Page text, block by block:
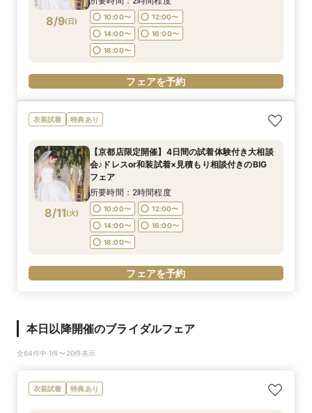
8/9(日) 10:00〜
12:00〜
14:00〜
16:00〜
18:00〜
フェアを予約
衣装試着 特典あり
8/11(火)
【京都店限定開催】4日間の試着体験付き大相談
会♪ドレスor和装試着×見積もり相談付きのBIG
フェア
所要時間：2時間程度
10:00〜
12:00〜
14:00〜
16:00〜
18:00〜
フェアを予約
本日以降開催のブライダルフェア
全64件中 1件〜20件表示
衣装試着 特典あり